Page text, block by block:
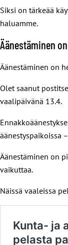
Siksi on tärkeää
haluamme.
Äänestäminen
Äänestäminen on
Olet saanut
vaalipäivänä 13.4.
äänestyspaikoissa
Äänestäminen on
vaikuttaa.
Näissä vaaleissa